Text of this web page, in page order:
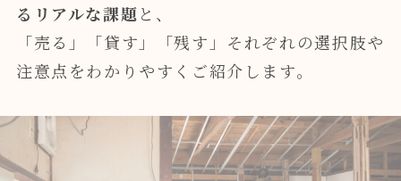
るリアルな課題と、
「売る」「貸す」「残す」それぞれの選択肢や
注意点をわかりやすくご紹介します。